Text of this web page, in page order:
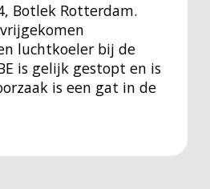
Botlek Rotterdam.
luchtkoeler bij de
is gelijk gestopt en is
is een gat in de